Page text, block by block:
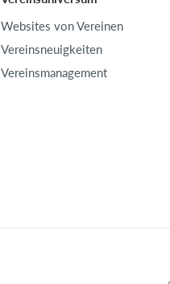
Websites von Vereinen
Vereinsneuigkeiten
Vereinsmanagement